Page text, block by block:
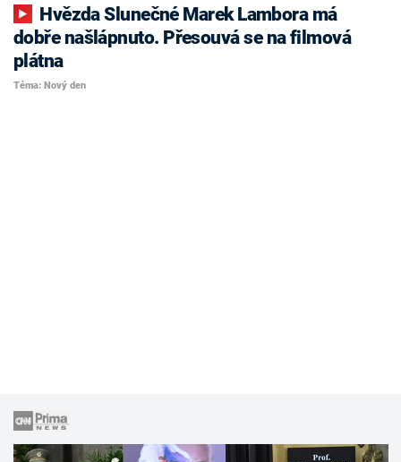
dobře našlápnuto. Přesouvá se na filmová
plátna
Téma: Nový den